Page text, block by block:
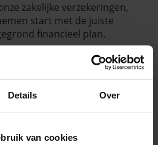
Details Over
van cookies
zakelijke verzekeringen,
start met de juiste
financieel plan.
een veelzijdige portefeuille
Hierdoor
verzekering, hypotheek en
advies aanbieden. Of het nu
adviseur staat klaar.